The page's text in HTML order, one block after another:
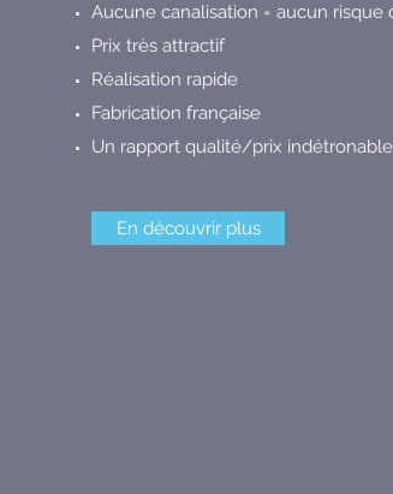
Aucune canalisation = aucun risque
Prix très attractif
Réalisation rapide
Fabrication française
Un rapport qualité/prix indétronable
En découvrir plus